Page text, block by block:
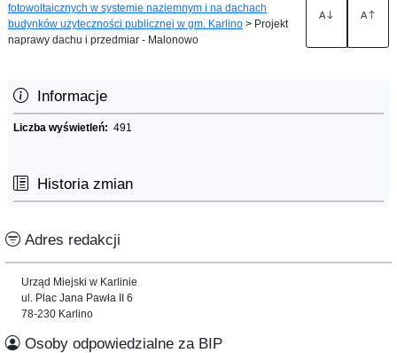
fotowoltaicznych w systemie naziemnym i na dachach
budynków użyteczności publicznej w gm. Karlino > Projekt
naprawy dachu i przedmiar - Malonowo
A A
Informacje
Liczba wyświetleń: 491
Historia zmian
Adres redakcji
Urząd Miejski w Karlinie
ul. Plac Jana Pawła II 6
78-230 Karlino
Osoby odpowiedzialne za BIP